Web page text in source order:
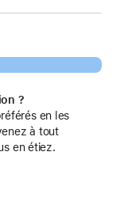
?
en les
à tout
en étiez.